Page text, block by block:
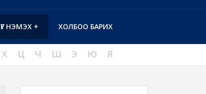
ХОЛБОО БАРИХ
ҮГ НЭМЭХ +
Х Ц Ч Ш Э Ю Я